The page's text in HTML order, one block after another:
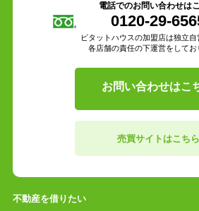
電話でのお問い合わせは
0120-29-
ピタットハウスの加盟店は独立自
各店舗の責任の下運営をしてお
お問い合わせはこ
売買サイトはこちら
不動産を借りたい